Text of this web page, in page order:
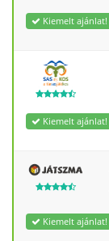
Kiemelt ajánlat!
Kiemelt ajánlat!
Kiemelt ajánlat!